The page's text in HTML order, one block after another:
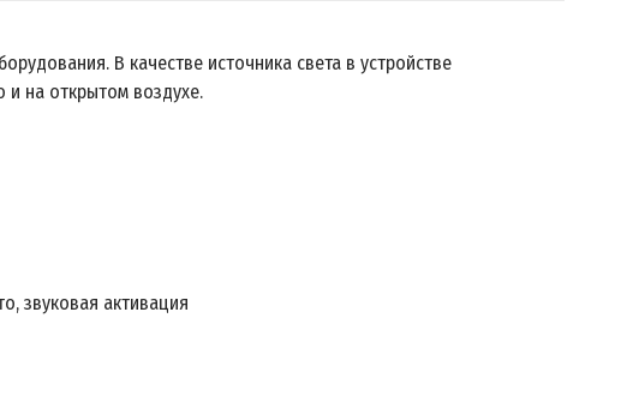
В качестве источника света в устройстве
и на открытом воздухе.
звуковая активация